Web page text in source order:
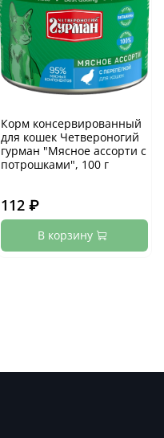
Корм консервированный
для кошек Четвероногий
гурман "Мясное ассорти с
потрошками", 100 г
112 ₽
В корзину